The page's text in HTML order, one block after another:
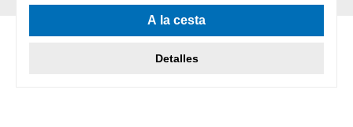
A la cesta
Detalles